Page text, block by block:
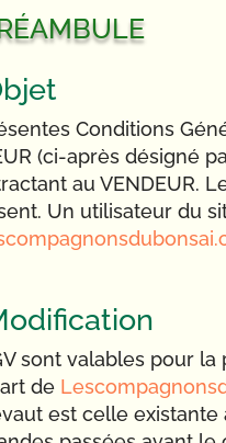
Conditions
(ci-après désigné
au VENDEUR.
Un utilisateur du
sont valables pour
de
est celle existante